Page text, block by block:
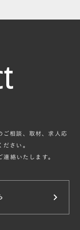
ご相談、取材、求人応
さい。
絡いたします。
keyboard_arrow_right